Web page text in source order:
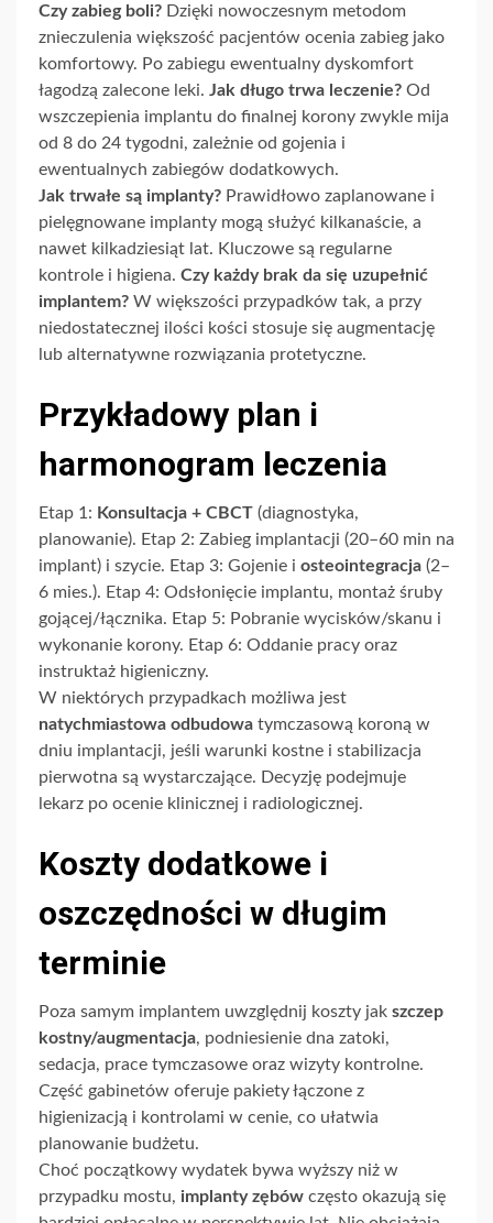
Czy zabieg boli? Dzięki nowoczesnym metodom
znieczulenia większość pacjentów ocenia zabieg jako
komfortowy. Po zabiegu ewentualny dyskomfort
łagodzą zalecone leki. Jak długo trwa leczenie? Od
wszczepienia implantu do finalnej korony zwykle mija
od 8 do 24 tygodni, zależnie od gojenia i
ewentualnych zabiegów dodatkowych.
Jak trwałe są implanty? Prawidłowo zaplanowane i
pielęgnowane implanty mogą służyć kilkanaście, a
nawet kilkadziesiąt lat. Kluczowe są regularne
kontrole i higiena. Czy każdy brak da się uzupełnić
implantem? W większości przypadków tak, a przy
niedostatecznej ilości kości stosuje się augmentację
lub alternatywne rozwiązania protetyczne.
Przykładowy plan i
harmonogram leczenia
Etap 1: Konsultacja + CBCT (diagnostyka,
planowanie). Etap 2: Zabieg implantacji (20–60 min na
implant) i szycie. Etap 3: Gojenie i osteointegracja (2–
6 mies.). Etap 4: Odsłonięcie implantu, montaż śruby
gojącej/łącznika. Etap 5: Pobranie wycisków/skanu i
wykonanie korony. Etap 6: Oddanie pracy oraz
instruktaż higieniczny.
W niektórych przypadkach możliwa jest
natychmiastowa odbudowa tymczasową koroną w
dniu implantacji, jeśli warunki kostne i stabilizacja
pierwotna są wystarczające. Decyzję podejmuje
lekarz po ocenie klinicznej i radiologicznej.
Koszty dodatkowe i
oszczędności w długim
terminie
Poza samym implantem uwzględnij koszty jak szczep
kostny/augmentacja, podniesienie dna zatoki,
sedacja, prace tymczasowe oraz wizyty kontrolne.
Część gabinetów oferuje pakiety łączone z
higienizacją i kontrolami w cenie, co ułatwia
planowanie budżetu.
Choć początkowy wydatek bywa wyższy niż w
przypadku mostu, implanty zębów często okazują się